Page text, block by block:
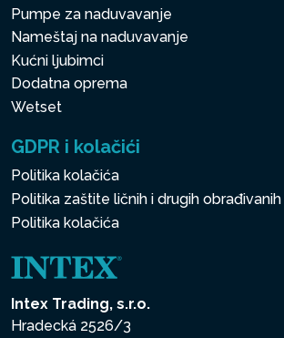
Pumpe za naduvavanje
Nameštaj na naduvavanje
Kućni ljubimci
Dodatna oprema
Wetset
GDPR i kolačići
Politika kolačića
Politika zaštite ličnih i drugih
Politika kolačića
Intex Trading, s.r.o.
Hradecká 2526/3